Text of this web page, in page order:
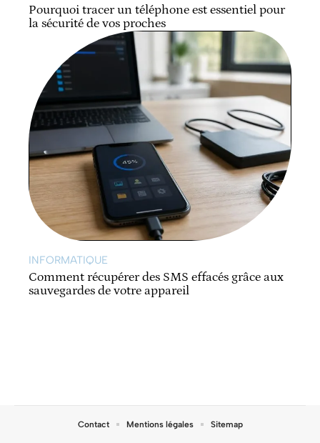
Pourquoi tracer un téléphone est essentiel pour
la sécurité de vos proches
INFORMATIQUE
Comment récupérer des SMS effacés grâce aux
sauvegardes de votre appareil
Contact Mentions légales Sitemap